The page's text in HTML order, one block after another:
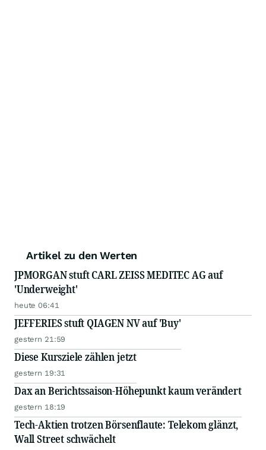
Artikel zu den Werten
JPMORGAN stuft CARL ZEISS MEDITEC AG auf
'Underweight'
heute 06:41
JEFFERIES stuft QIAGEN NV auf 'Buy'
gestern 21:59
Diese Kursziele zählen jetzt
gestern 19:31
Dax an Berichtssaison-Höhepunkt kaum verändert
gestern 18:19
Tech-Aktien trotzen Börsenflaute: Telekom glänzt,
Wall Street schwächelt